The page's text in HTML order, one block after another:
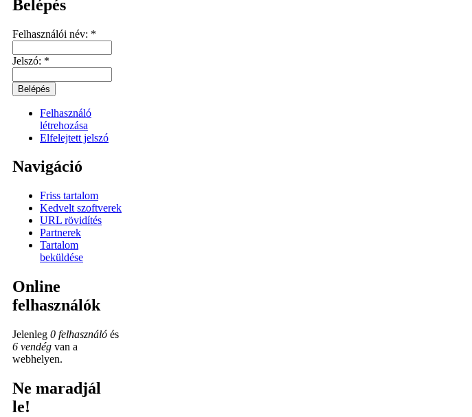
Belépés
Felhasználói név: *
Jelszó: *
Felhasználó
létrehozása
Elfelejtett jelszó
Navigáció
Friss tartalom
Kedvelt szoftverek
URL rövidítés
Partnerek
Tartalom
beküldése
Online
felhasználók
Jelenleg 0 felhasználó és
6 vendég van a
webhelyen.
Ne maradjál
le!